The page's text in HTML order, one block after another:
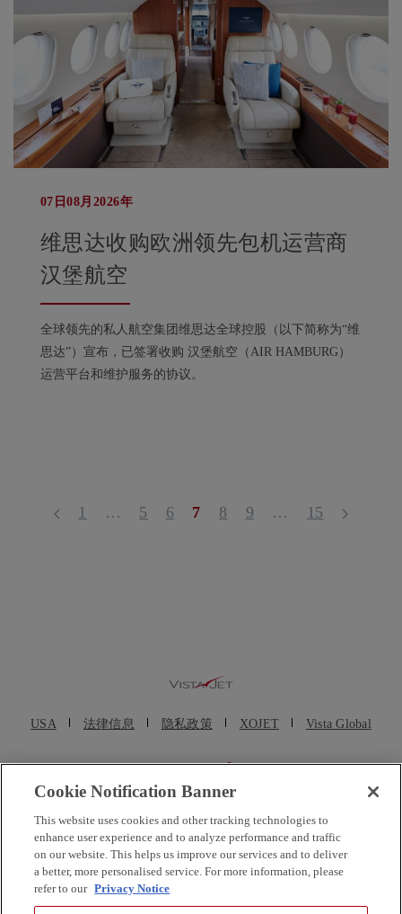
07日08月2026年
维思达收购欧洲领先包机运营商
汉堡航空
全球领先的私人航空集团维思达全球控股（以下简称为“维
思达”）宣布，已签署收购 汉堡航空（AIR HAMBURG）
运营平台和维护服务的协议。
1 … 5 6 7 8 9 … 15
USA 法律信息 隐私政策 XOJET Vista Global
航空服务咨询有限公司) 2025. 维思达公务机、维思达、维思达公务机标志
均为维思达公务机的注册商标。保留所有权利。维思达公务机及其子公司
都不是直接的美国航空承运人。VistaJet US Inc. 和维思达公务机移动在线
服务有限公司均为临时包机代理商，不运营公务机。VistaJet Limited 是一
Cookie Notification Banner
This website uses cookies and other tracking technologies to
enhance user experience and to analyze performance and traffic
on our website. This helps us improve our services and to deliver
a better, more personalised service. For more information, please
refer to our Privacy Notice